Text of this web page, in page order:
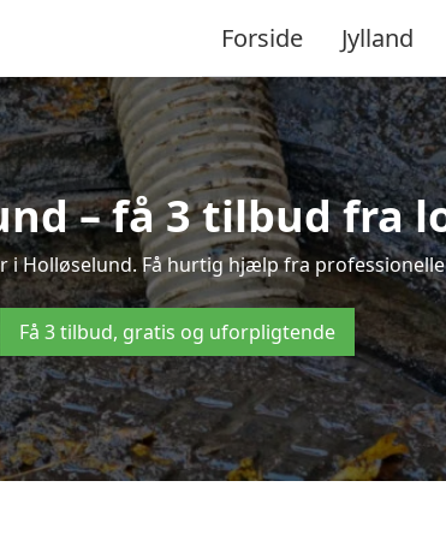
Forside Jylland
– få 3 tilbud fra
Holløselund. Få hurtig hjælp fra
Få 3 tilbud, gratis og uforpligtende